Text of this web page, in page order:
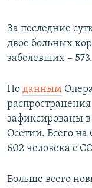
Все сайты
За последние
двое больных
заболевших – 573.
По данным
зафиксированы
Осетии. Всего
602 человека с
Больше всего